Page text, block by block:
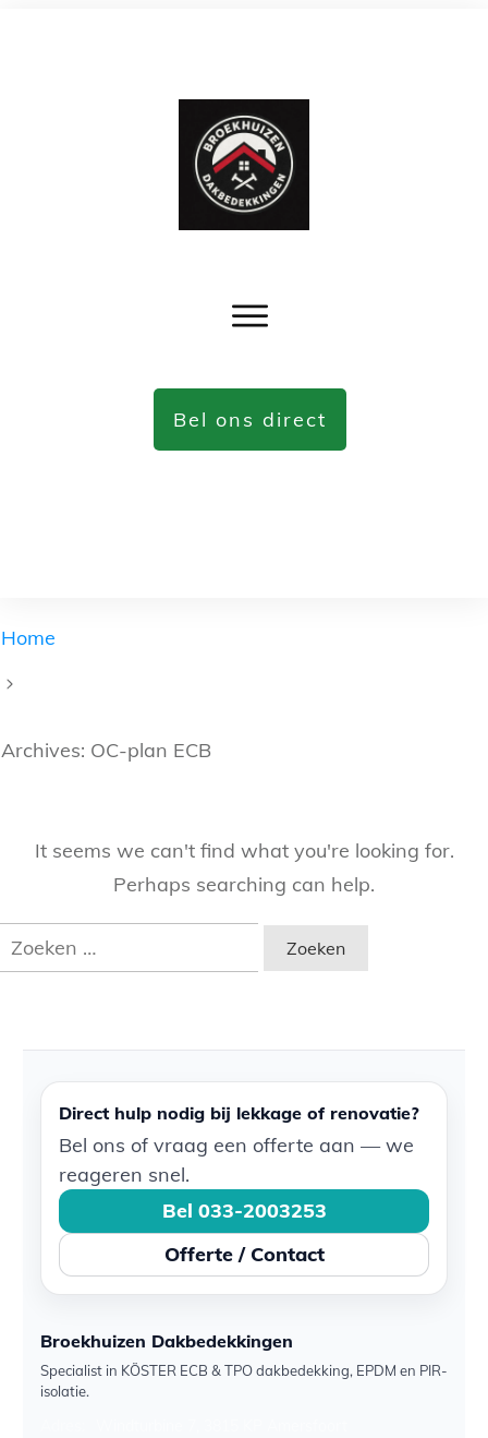
Bel ons direct
Home
Archives: OC-plan ECB
It seems we can't find what you're looking for.
Perhaps searching can help.
Zoeken
naar:
Direct hulp nodig bij lekkage of renovatie?
Bel ons of vraag een offerte aan — we
reageren snel.
Bel 033-2003253
Offerte / Contact
Broekhuizen Dakbedekkingen
Specialist in KÖSTER ECB & TPO dakbedekking, EPDM en PIR-
isolatie.